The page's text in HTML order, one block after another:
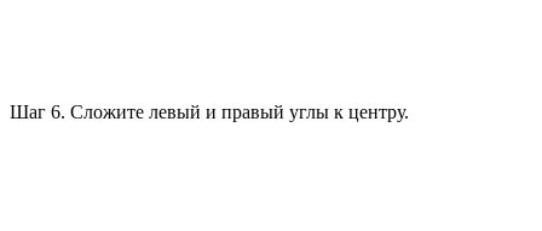
Шаг 6. Сложите левый и правый углы к центру.